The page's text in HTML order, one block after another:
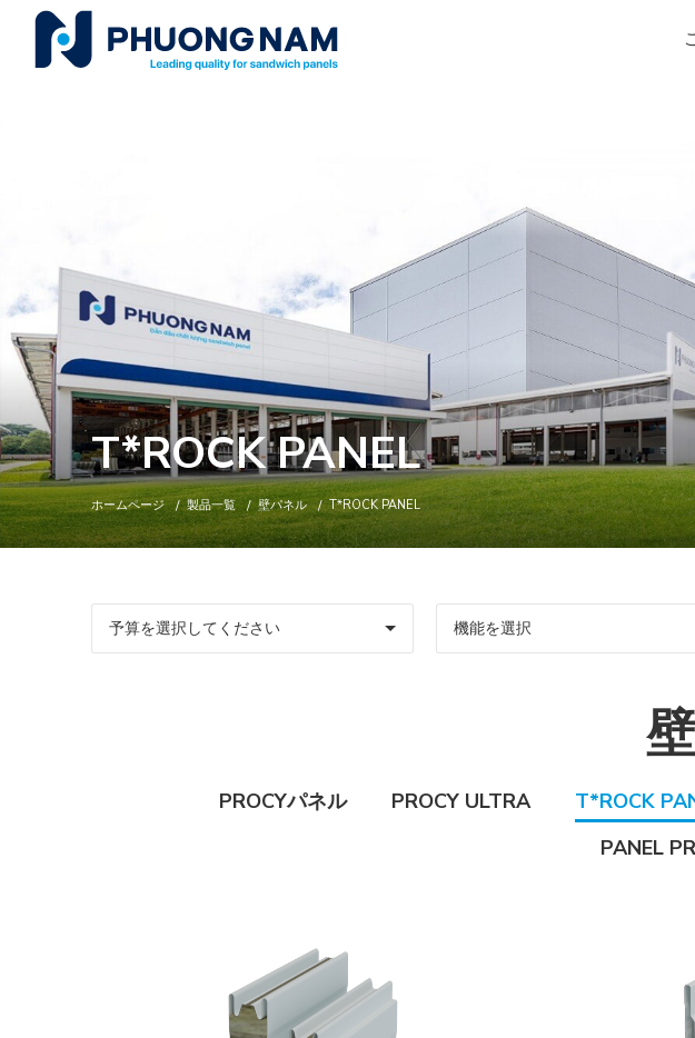
T*ROCK PANEL
ホームページ 製品一覧 壁パネル T*ROCK PANEL
PROCYパネル PROCY ULTRA T*ROCK
PANEL